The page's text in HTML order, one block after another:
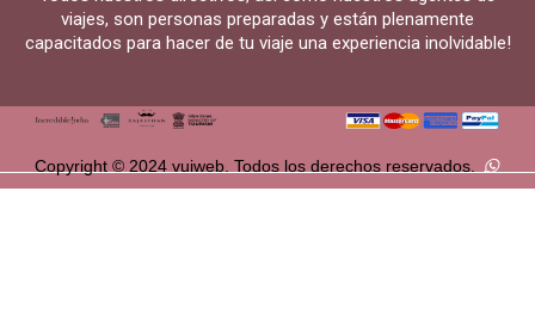
viajes, son personas preparadas y están plenamente
capacitados para hacer de tu viaje una experiencia inolvidable!
Copyright © 2024 vuiweb. Todos los derechos reservados.